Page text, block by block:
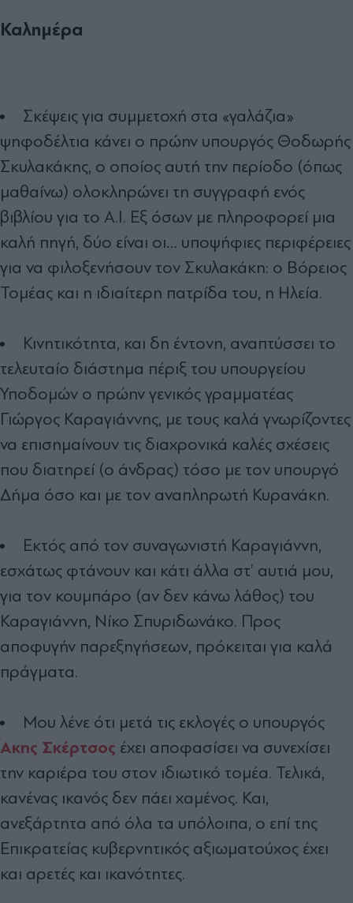
Καλημέρα
Σκέψεις για συµµετοχή στα «γαλάζια»
ψηφοδέλτια κάνει ο πρώην υπουργός Θοδωρής
Σκυλακάκης, ο οποίος αυτή την περίοδο (όπως
µαθαίνω) ολοκληρώνει τη συγγραφή ενός
βιβλίου για το Α.Ι. Εξ όσων µε πληροφορεί µια
καλή πηγή, δύο είναι οι… υποψήφιες περιφέρειες
για να φιλοξενήσουν τον Σκυλακάκη: ο Βόρειος
Τοµέας και η ιδιαίτερη πατρίδα του, η Ηλεία.
Κινητικότητα, και δη έντονη, αναπτύσσει το
τελευταίο διάστηµα πέριξ του υπουργείου
Υποδοµών ο πρώην γενικός γραµµατέας
Γιώργος Καραγιάννης, µε τους καλά γνωρίζοντες
να επισηµαίνουν τις διαχρονικά καλές σχέσεις
που διατηρεί (ο άνδρας) τόσο µε τον υπουργό
∆ήµα όσο και µε τον αναπληρωτή Κυρανάκη.
Εκτός από τον συναγωνιστή Καραγιάννη,
εσχάτως φτάνουν και κάτι άλλα στ’ αυτιά µου,
για τον κουµπάρο (αν δεν κάνω λάθος) του
Καραγιάννη, Νίκο Σπυριδωνάκο. Προς
αποφυγήν παρεξηγήσεων, πρόκειται για καλά
πράγµατα.
Μου λένε ότι µετά τις εκλογές ο υπουργός
Ακης Σκέρτσος έχει αποφασίσει να συνεχίσει
την καριέρα του στον ιδιωτικό τοµέα. Τελικά,
κανένας ικανός δεν πάει χαµένος. Και,
ανεξάρτητα από όλα τα υπόλοιπα, ο επί της
Επικρατείας κυβερνητικός αξιωµατούχος έχει
και αρετές και ικανότητες.